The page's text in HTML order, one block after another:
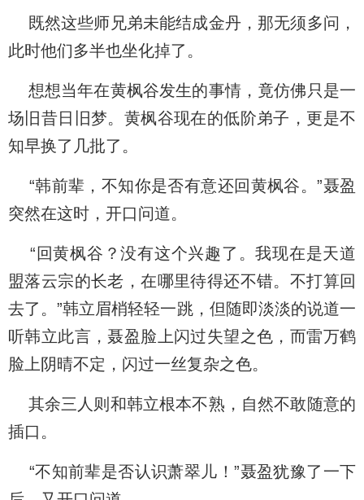
既然这些师兄弟未能结成金丹，那无须多问，
此时他们多半也坐化掉了。
想想当年在黄枫谷发生的事情，竟仿佛只是一
场旧昔日旧梦。黄枫谷现在的低阶弟子，更是不
知早换了几批了。
“韩前辈，不知你是否有意还回黄枫谷。”聂盈
突然在这时，开口问道。
“回黄枫谷？没有这个兴趣了。我现在是天道
盟落云宗的长老，在哪里待得还不错。不打算回
去了。”韩立眉梢轻轻一跳，但随即淡淡的说道一
听韩立此言，聂盈脸上闪过失望之色，而雷万鹤
脸上阴晴不定，闪过一丝复杂之色。
其余三人则和韩立根本不熟，自然不敢随意的
插口。
“不知前辈是否认识萧翠儿！”聂盈犹豫了一下